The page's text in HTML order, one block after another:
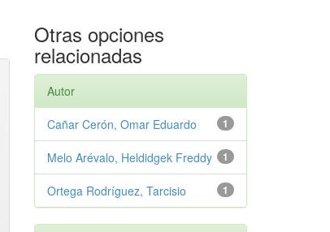
Otras opciones
relacionadas
Autor
1
Cañar Cerón, Omar Eduardo
1
Melo Arévalo, Heldidgek Freddy
1
Ortega Rodríguez, Tarcisio